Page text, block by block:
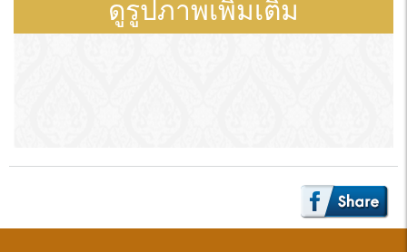
ดูรูปภาพเพิ่มเติม